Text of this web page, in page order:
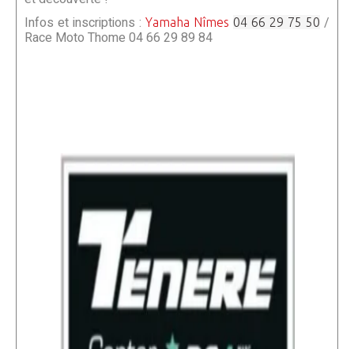
Infos et inscriptions : Yamaha Nîmes 04 66 29 75 50 /
Race Moto Thome 04 66 29 89 84